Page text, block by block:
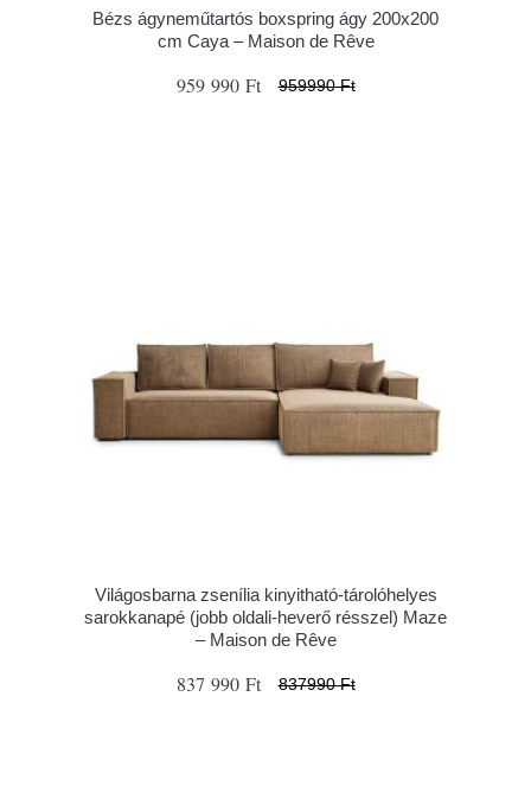
Bézs ágyneműtartós boxspring ágy 200x200
cm Caya – Maison de Rêve
959 990 Ft 959990 Ft
Világosbarna zsenília kinyitható-tárolóhelyes
sarokkanapé (jobb oldali-heverő résszel) Maze
– Maison de Rêve
837 990 Ft 837990 Ft